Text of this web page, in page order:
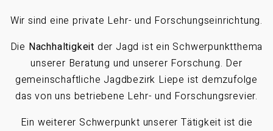
Wir sind eine private Lehr- und Forschungseinrichtung.
Die Nachhaltigkeit der Jagd ist ein Schwerpunktthema
unserer Beratung und unserer Forschung. Der
gemeinschaftliche Jagdbezirk Liepe ist demzufolge
das von uns betriebene Lehr- und Forschungsrevier.
Ein weiterer Schwerpunkt unserer Tätigkeit ist die